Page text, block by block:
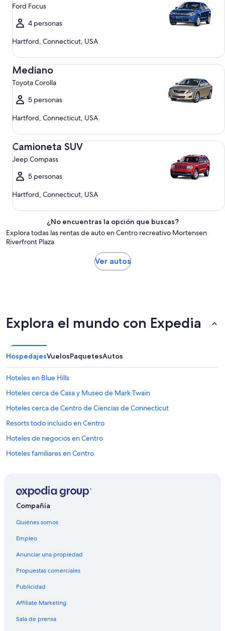
Ford Focus
4 personas
Hartford, Connecticut, USA
Mediano
Toyota Corolla
5 personas
Hartford, Connecticut, USA
Mediano Toyota Corolla
Camioneta SUV
Jeep Compass
5 personas
Hartford, Connecticut, USA
Camioneta SUV Jeep Compass
¿No encuentras la opción que buscas?
Explora todas las rentas de auto en Centro recreativo Mortensen
Riverfront Plaza
Ver autos
Explora el mundo con Expedia
HospedajesVuelosPaquetesAutos
Hoteles en Blue Hills
Hoteles cerca de Casa y Museo de Mark Twain
Hoteles cerca de Centro de Ciencias de Connecticut
Resorts todo incluido en Centro
Hoteles de negocios en Centro
Hoteles familiares en Centro
Hoteles boutique en Centro
Hoteles con parque acuático en Centro
Hoteles en la naturaleza en Centro
Hoteles para fumadores en Centro
Hoteles en Centro
Hoteles cerca de Connecticut Convention Center
Hoteles cerca de Hartford City Hall
Compañía
Quiénes somos
Empleo
Anunciar una propiedad
Propuestas comerciales
Publicidad
Affiliate Marketing
Sala de prensa